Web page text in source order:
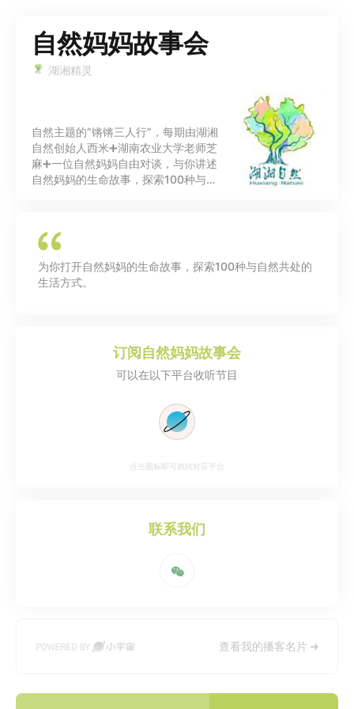
自然妈妈故事会
湖湘精灵
自然主题的“锵锵三人行”，每期由湖湘
自然创始人西米➕湖南农业大学老师芝
麻➕一位自然妈妈自由对谈，与你讲述
自然妈妈的生命故事，探索100种与自
旨在通过培养扎根湖湘本土的自然讲
师，通过“走进去”“带出来”的陪伴式成
长课程体系研发与执行，建立公众与自
然的联结，推动湖南自然教育与生态文
为你打开自然妈妈的生命故事，探索100种与自然共处的
订阅 自然妈妈故事会
可以在以下平台收听节目
点击图标即可跳转对应平台
联系我们
查看我的播客名片